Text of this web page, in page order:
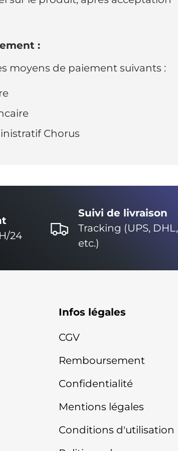
:
moyens de paiement suivants :
Chorus
24
Suivi de livraison
Tracking (UPS, DHL,
etc.)
Infos légales
CGV
Remboursement
Confidentialité
Mentions légales
Conditions d'utilisation